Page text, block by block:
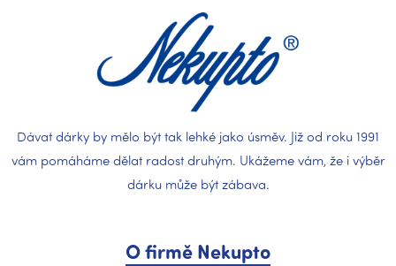
Dávat dárky by mělo být tak lehké jako úsměv. Již od roku 1991
vám pomáháme dělat radost druhým. Ukážeme vám, že i výběr
dárku může být zábava.
O firmě Nekupto